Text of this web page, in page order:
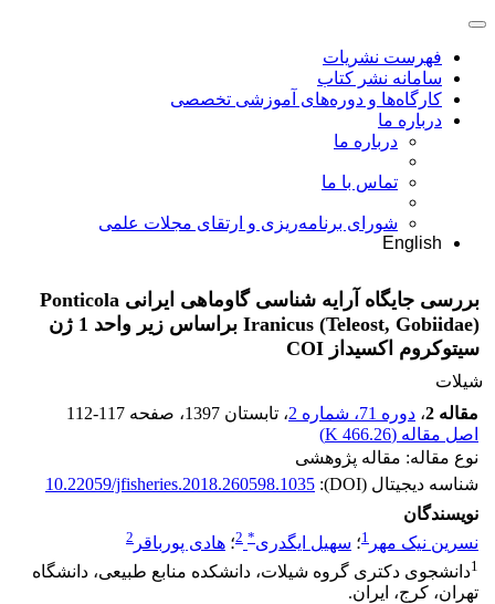
فهرست نشریات
سامانه نشر کتاب
کارگاه‌ها و دوره‌های آموزشی تخصصی
درباره ما
درباره ما
تماس با ما
شورای برنامه‌ریزی و ارتقای مجلات علمی
English
بررسی جایگاه آرایه شناسی گاوماهی ایرانی Ponticola
Iranicus (Teleost, Gobiidae) براساس زیر واحد 1 ژن
سیتوکروم اکسیداز COI
شیلات
مقاله 2
، دوره 71، شماره 2 ، تابستان 1397 ، صفحه 112-117
اصل مقاله (466.26 K
)
نوع مقاله: مقاله پژوهشی
شناسه دیجیتال (DOI):
10.22059/jfisheries.2018.260598.1035
نویسندگان
نسرین نیک مهر 1؛ سهیل ایگدری*
2؛ هادی پورباقر 2
1دانشجوی دکتری گروه شیلات، دانشکده منابع طبیعی، دانشگاه
تهران، کرج، ایران.